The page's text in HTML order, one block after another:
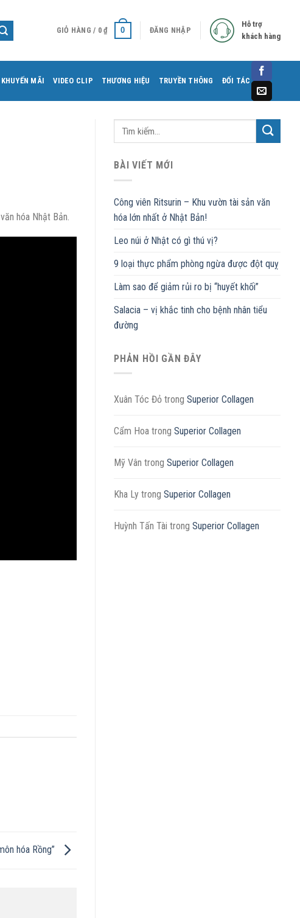
GIỎ HÀNG / 0₫ 0 ĐĂNG NHẬP
Hỗ trợ
khách hàng
KHUYẾN MÃI VIDEO CLIP THƯƠNG HIỆU TRUYỀN THÔNG ĐỐI TÁC
hóa Nhật Bản.
hóa Rồng”
BÀI VIẾT MỚI
Công viên Ritsurin – Khu vườn tài sản văn
hóa lớn nhất ở Nhật Bản!
Leo núi ở Nhật có gì thú vị?
9 loại thực phẩm phòng ngừa được đột quỵ
Làm sao để giảm rủi ro bị “huyết khối”
Salacia – vị khắc tinh cho bệnh nhân tiểu
đường
PHẢN HỒI GẦN ĐÂY
Xuân Tóc Đỏ trong Superior Collagen
Cẩm Hoa trong Superior Collagen
Mỹ Vân trong Superior Collagen
Kha Ly trong Superior Collagen
Huỳnh Tấn Tài trong Superior Collagen